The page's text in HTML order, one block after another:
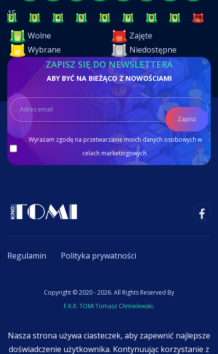
Nasza strona używa ciasteczek, aby zapewnić najlepsze
doświadczenie użytkownika. Kontynuując korzystanie z
15
2 3 4 5 6 7 8 9 10
Wolne
Zajęte
Wybrane
Niedostępne
ZAPISZ SIĘ DO NEWSLETTERA
ABY BYĆ NA BIEŻĄCO Z NOWOŚCIAMI
Zapisz
Wyrażam zgodę na przetwarzanie moich danych osobowych w
celach marketingowych.
Regulamin Polityka prywatności
Copyright © 2020 - 2026. All Rights Reserved By
F.K.R. TOMI Tomasz Chmielewski.